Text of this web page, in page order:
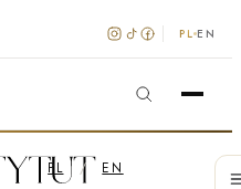
PL EN
PL / EN